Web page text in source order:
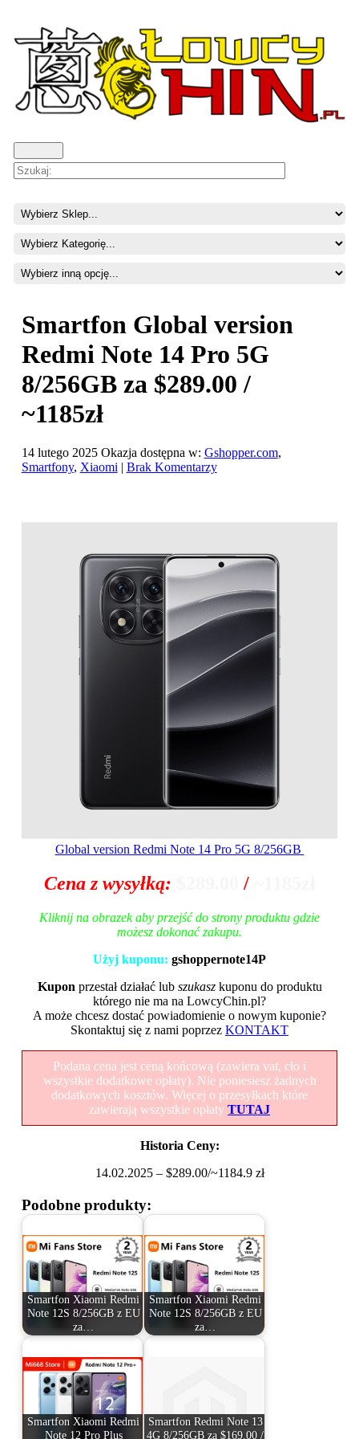
Smartfon Global version
Redmi Note 14 Pro 5G
8/256GB za $289.00 /
~1185zł
14 lutego 2025Okazja dostępna w: Gshopper.com,
Smartfony, Xiaomi | Brak Komentarzy
Global version Redmi Note 14 Pro 5G 8/256GB
Cena z wysyłką: /
Kliknij na obrazek aby przejść do strony produktu gdzie
możesz dokonać zakupu.
Użyj kuponu: gshoppernote14P
Kupon przestał działać lub szukaszkuponu do produktu
którego nie ma na LowcyChin.pl?
A może chcesz dostać powiadomienie o nowym kuponie?
Skontaktuj się z nami poprzez KONTAKT
Podana cena jest ceną końcową (zawiera vat, cło i
wszystkie dodatkowe opłaty). Nie poniesiesz żadnych
dodatkowych kosztów. Więcej o przesyłkach które
zawierają wszystkie opłaty TUTAJ
Historia Ceny:
14.02.2025 – $289.00/~1184.9 zł
Podobne produkty:
Smartfon Xiaomi Redmi
Note 12S 8/256GB z EU
za…
Smartfon Xiaomi Redmi
Note 12S 8/256GB z EU
za…
Smartfon Xiaomi Redmi
Note 12 Pro Plus
Smartfon Redmi Note 13
4G 8/256GB za $169.00 /